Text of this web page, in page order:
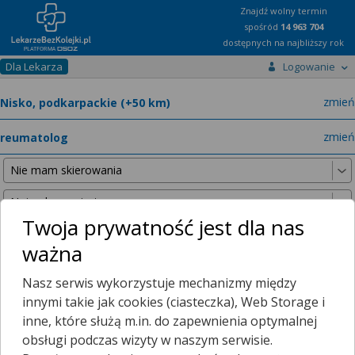
Znajdź wolny termin
spośród 14 963 704
dostępnych na najbliższy rok
Dla Lekarza Logowanie
zmień
zmień
Nie znaleźliśmy żadnych lekarzy w promieniu25 km , dlatego
zwiększyliśmy promień wyszukiwania do
50 km
Twoja prywatność jest dla nas
ważna
Nasz serwis wykorzystuje mechanizmy między
innymi takie jak cookies (ciasteczka), Web Storage i
inne, które służą m.in. do zapewnienia optymalnej
obsługi podczas wizyty w naszym serwisie.